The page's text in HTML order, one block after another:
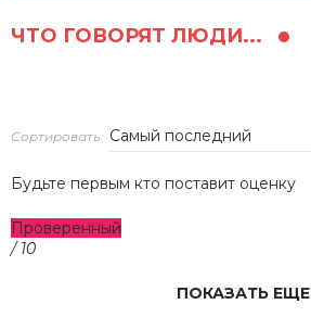
ЧТО ГОВОРЯТ ЛЮДИ...
Сортировать:
Будьте первым кто поставит оценку
Проверенный
/ 10
ПОКАЗАТЬ ЕЩЕ